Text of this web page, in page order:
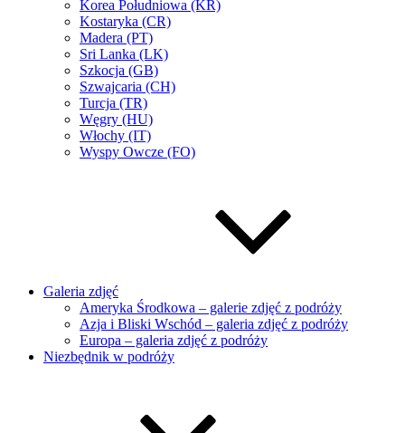
Korea Południowa (KR)
Kostaryka (CR)
Madera (PT)
Sri Lanka (LK)
Szkocja (GB)
Szwajcaria (CH)
Turcja (TR)
Węgry (HU)
Włochy (IT)
Wyspy Owcze (FO)
Galeria zdjęć
Ameryka Środkowa – galerie zdjęć z podróży
Azja i Bliski Wschód – galeria zdjęć z podróży
Europa – galeria zdjęć z podróży
Niezbędnik w podróży